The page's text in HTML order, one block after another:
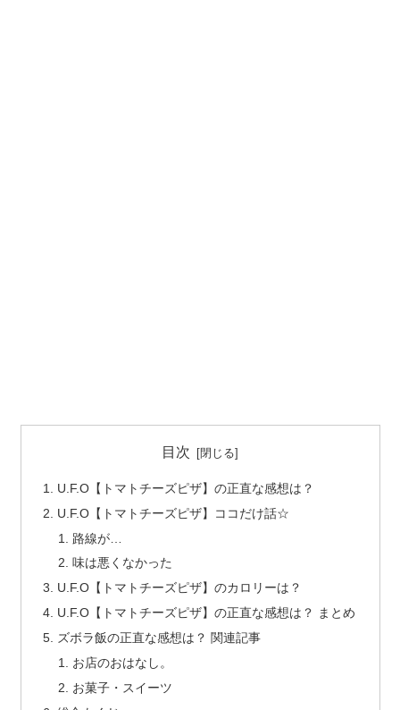
目次
U.F.O【トマトチーズピザ】の正直な感想は？
U.F.O【トマトチーズピザ】ココだけ話☆
路線が…
味は悪くなかった
U.F.O【トマトチーズピザ】のカロリーは？
U.F.O【トマトチーズピザ】の正直な感想は？ まとめ
ズボラ飯の正直な感想は？ 関連記事
お店のおはなし。
お菓子・スイーツ